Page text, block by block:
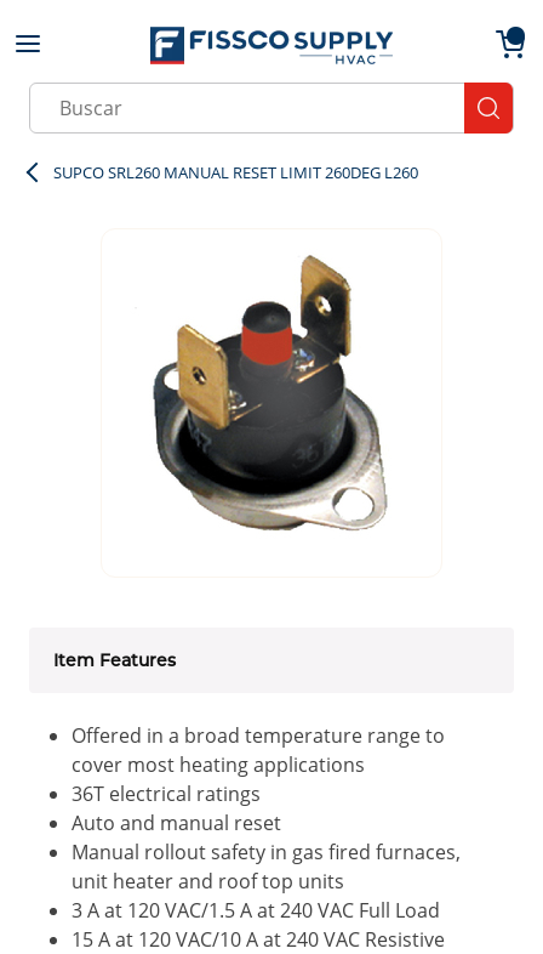
Skip to main content
Site Search
SUPCO SRL260 MANUAL RESET LIMIT 260DEG L260
Item Features
Offered in a broad temperature range to
cover most heating applications
36T electrical ratings
Auto and manual reset
Manual rollout safety in gas fired furnaces,
unit heater and roof top units
3 A at 120 VAC/1.5 A at 240 VAC Full Load
15 A at 120 VAC/10 A at 240 VAC Resistive